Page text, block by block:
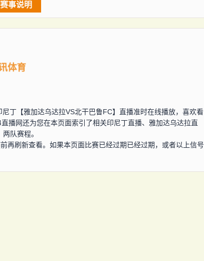
赛事说明
体育
丁【雅加达乌达拉VS北干巴鲁FC】直播准时在线播放，喜欢看
播网还为您在本页面索引了相关印尼丁直播、雅加达乌达拉直
队赛程。
再刷新查看。如果本页面比赛已经过期已经过期，或者以上信号